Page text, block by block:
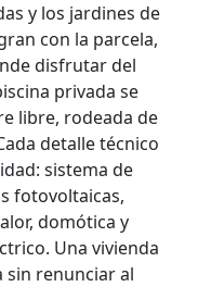
y los jardines de
con la parcela,
disfrutar del
privada se
libre, rodeada de
detalle técnico
sistema de
fotovoltaicas,
domótica y
Una vivienda
sin renunciar al